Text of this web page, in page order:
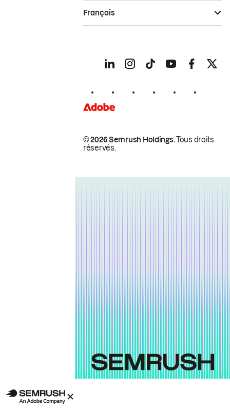
© 2026 Semrush Holdings.Tous droits
réservés.
Français